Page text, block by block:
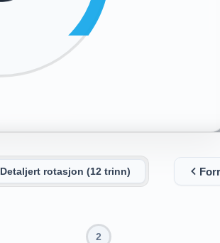
Detaljert rotasjon (12 trinn)
2